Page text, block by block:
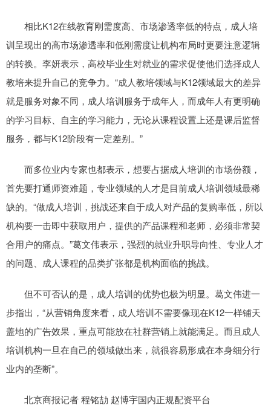
相比K12在线教育刚需度高、市场渗透率低的特点，成人培
训呈现出的高市场渗透率和低刚需度让机构布局时更要注意逻辑
的转换。李妍表示，高校毕业生对就业的需求促使他们选择成人
教培来提升自己的竞争力。“成人教培领域与K12领域最大的差异
就是服务对象不同，成人培训服务于成年人，而成年人有更明确
的学习目标、自主的学习能力，无论从课程设置上还是课后监督
服务，都与K12阶段有一定差别。”
而多位业内专家也都表示，想要占据成人培训的市场份额，
首先要打通师资难题，专业领域的人才是目前成人培训领域最稀
缺的。“做成人培训，挑战还来自于成人对产品的复购率低，所以
机构要一击即中获取用户，提供的产品课程和老师，必须非常契
合用户的痛点。”葛文伟表示，强烈的就业升职导向性、专业人才
的问题、成人课程的品类扩张都是机构面临的挑战。
但不可否认的是，成人培训的优势也极为明显。葛文伟进一
步指出，“从营销角度来看，成人培训不需要像现在K12一样铺天
盖地的广告效果，重点可能放在社群营销上就能满足。而且成人
培训机构一旦在自己的领域做出来，就很容易形成在本身细分行
业内的垄断”。
北京商报记者 程铭劼 赵博宇国内正规配资平台